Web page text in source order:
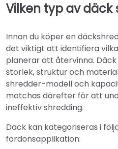
Vilken typ av däck
Innan du köper en
det viktigt att identifiera
planerar att återvinna.
storlek, struktur och
shredder-modell och
matchas därefter för att
ineffektiv shredding.
Däck kan kategoriseras i
fordonsapplikation: